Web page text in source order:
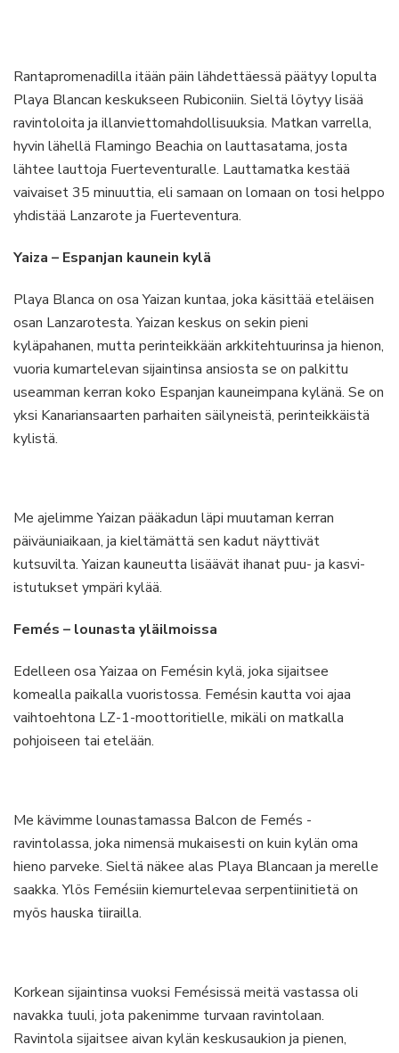
Rantapromenadilla itään päin lähdettäessä päätyy lopulta
Playa Blancan keskukseen Rubiconiin. Sieltä löytyy lisää
ravintoloita ja illanviettomahdollisuuksia. Matkan varrella,
hyvin lähellä Flamingo Beachia on lauttasatama, josta
lähtee lauttoja Fuerteventuralle. Lauttamatka kestää
vaivaiset 35 minuuttia, eli samaan on lomaan on tosi helppo
yhdistää Lanzarote ja Fuerteventura.
Yaiza – Espanjan kaunein kylä
Playa Blanca on osa Yaizan kuntaa, joka käsittää eteläisen
osan Lanzarotesta. Yaizan keskus on sekin pieni
kyläpahanen, mutta perinteikkään arkkitehtuurinsa ja hienon,
vuoria kumartelevan sijaintinsa ansiosta se on palkittu
useamman kerran koko Espanjan kauneimpana kylänä. Se on
yksi Kanariansaarten parhaiten säilyneistä, perinteikkäistä
kylistä.
Me ajelimme Yaizan pääkadun läpi muutaman kerran
päiväuniaikaan, ja kieltämättä sen kadut näyttivät
kutsuvilta. Yaizan kauneutta lisäävät ihanat puu- ja kasvi-
istutukset ympäri kylää.
Femés – lounasta yläilmoissa
Edelleen osa Yaizaa on Femésin kylä, joka sijaitsee
komealla paikalla vuoristossa. Femésin kautta voi ajaa
vaihtoehtona LZ-1-moottoritielle, mikäli on matkalla
pohjoiseen tai etelään.
Me kävimme lounastamassa Balcon de Femés -
ravintolassa, joka nimensä mukaisesti on kuin kylän oma
hieno parveke. Sieltä näkee alas Playa Blancaan ja merelle
saakka. Ylös Femésiin kiemurtelevaa serpentiinitietä on
myös hauska tiirailla.
Korkean sijaintinsa vuoksi Femésissä meitä vastassa oli
navakka tuuli, jota pakenimme turvaan ravintolaan.
Ravintola sijaitsee aivan kylän keskusaukion ja pienen,